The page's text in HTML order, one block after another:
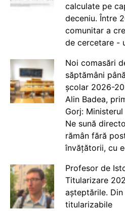
calculate pe
deceniu. Între
comunitar a
de cercetare -
Noi comasări
săptămâni
școlar 2026-
Alin Badea,
Gorj:
Ne sună
rămân fără
învățătorii, cu
Profesor de
Titularizare
așteptările.
titularizabile